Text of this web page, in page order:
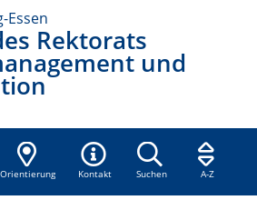
Essen
Rektorats
und
Orientierung Kontakt Suchen A-Z